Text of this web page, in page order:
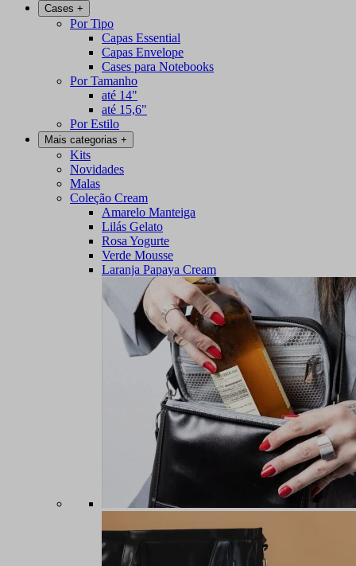
Cases +
Por Tipo
Capas Essential
Capas Envelope
Cases para Notebooks
Por Tamanho
até 14"
até 15,6"
Por Estilo
Mais categorias +
Kits
Novidades
Malas
Coleção Cream
Amarelo Manteiga
Lilás Gelato
Rosa Yogurte
Verde Mousse
Laranja Papaya Cream